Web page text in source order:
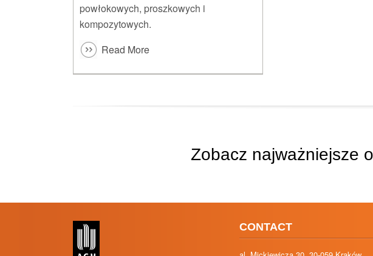
powłokowych, proszkowych i
kompozytowych.
Read More
Zobacz najważniejsze
CONTACT